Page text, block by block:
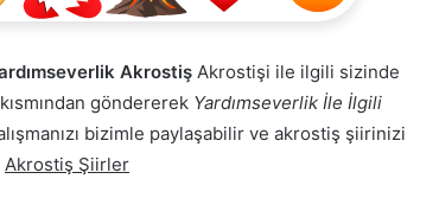
Akrostiş Akrostişi ile ilgili sizinde
göndererek Yardımseverlik İle İlgili
bizimle paylaşabilir ve akrostiş şiirinizi
Akrostiş Şiirler